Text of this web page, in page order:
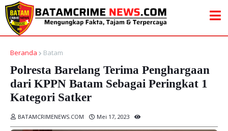
Beranda Batam
Polresta Barelang Terima Penghargaan
dari KPPN Batam Sebagai Peringkat 1
Kategori Satker
BATAMCRIMENEWS.COM Mei 17, 2023